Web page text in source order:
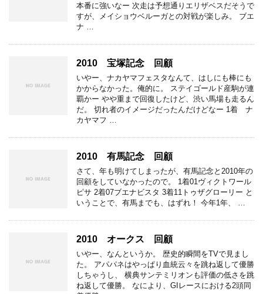
本番に強いなー 次走は予想通りエリザベスだそうで
すが、メイショウベルーガとの対戦が楽しみ。 ブエ
ナ …
2010 宝塚記念 回顧
いやー、ナカヤマフェスタなんて、はしにも棒にも
かからなかった。俺的に。 ステイゴールド産駒が連
覇かー やや重まで回復したけど、渋い馬場も走るん
だ。 切れ者のイメージだったんだけどなー 1着 ナ
カヤマフ …
2010 有馬記念 回顧
さて、年も明けてしまったが、有馬記念と2010年の
回顧をしていなかったので。 1着01ヴィクトワール
ピサ 2着07ブエナビスタ 3着11トゥザグローリー と
いうことで、有馬までも、はずれ！ 今年1年、 …
2010 オークス 回顧
いやー、なんというか。 歴史的瞬間をTVで見まし
た。 アパパネはやっぱり血統云々を跳ね返して優勝
しちゃうし、 横典サンテミリオンも評価の低さを跳
ね返して優勝。 なにより、GIレースにおける2頭同